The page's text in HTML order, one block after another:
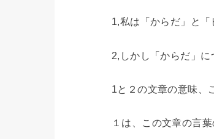
1,私は「からだ」と「
2,しかし「からだ」に
1と２の文章の意味、
１は、この文章の言